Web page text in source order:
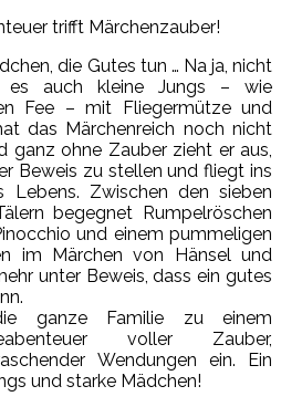
trifft Märchenzauber!
die Gutes tun … Na ja, nicht
es auch kleine Jungs – wie
Fee – mit Fliegermütze und
das Märchenreich noch nicht
ganz ohne Zauber zieht er aus,
Beweis zu stellen und fliegt ins
Lebens. Zwischen den sieben
begegnet Rumpelröschen
und einem pummeligen
im Märchen von Hänsel und
unter Beweis, dass ein gutes
ganze Familie zu einem
voller Zauber,
Wendungen ein. Ein
und starke Mädchen!